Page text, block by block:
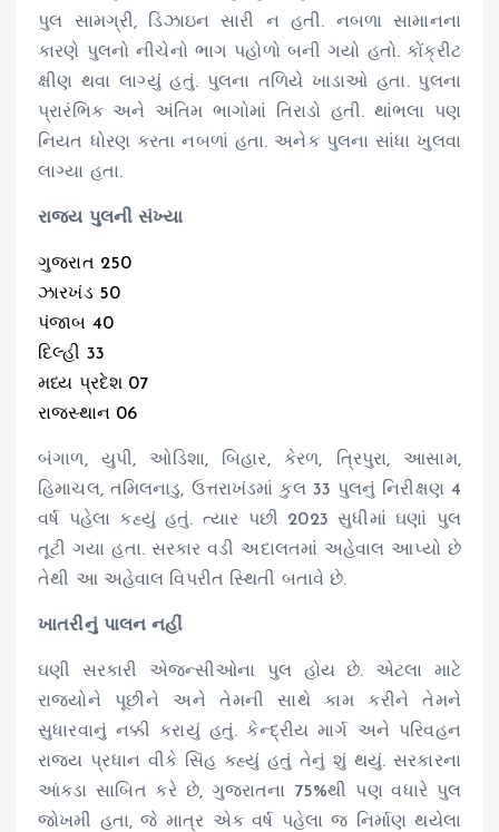
પુલ સામગ્રી, ડિઝાઇન સારી ન હતી. નબળા સામાનના
કારણે પુલનો નીચેનો ભાગ પહોળો બની ગયો હતો. કોંક્રીટ
ક્ષીણ થવા લાગ્યું હતું. પુલના તળિયે ખાડાઓ હતા. પુલના
પ્રારંભિક અને અંતિમ ભાગોમાં તિરાડો હતી. થાંભલા પણ
નિયત ધોરણ કરતા નબળાં હતા. અનેક પુલના સાંધા ખુલવા
લાગ્યા હતા.
રાજ્ય પુલની સંખ્યા
ગુજરાત 250
ઝારખંડ 50
પંજાબ 40
દિલ્હી 33
મધ્ય પ્રદેશ 07
રાજસ્થાન 06
બંગાળ, યુપી, ઓડિશા, બિહાર, કેરળ, ત્રિપુરા, આસામ,
હિમાચલ, તમિલનાડુ, ઉત્તરાખંડમાં કુલ 33 પુલનું નિરીક્ષણ 4
વર્ષ પહેલા કહ્યું હતું. ત્યાર પછી 2023 સુધીમાં ઘણાં પુલ
તૂટી ગયા હતા. સરકાર વડી અદાલતમાં અહેવાલ આપ્યો છે
તેથી આ અહેવાલ વિપરીત સ્થિતી બતાવે છે.
ખાતરીનું પાલન નહીં
ઘણી સરકારી એજન્સીઓના પુલ હોય છે. એટલા માટે
રાજ્યોને પૂછીને અને તેમની સાથે કામ કરીને તેમને
સુધારવાનું નક્કી કરાયું હતું. કેન્દ્રીય માર્ગ અને પરિવહન
રાજ્ય પ્રધાન વીકે સિંહ કહ્યું હતું તેનું શું થયું. સરકારના
આંકડા સાબિત કરે છે, ગુજરાતના 75%થી પણ વધારે પુલ
જોખમી હતા, જે માત્ર એક વર્ષ પહેલા જ નિર્માણ થયેલા